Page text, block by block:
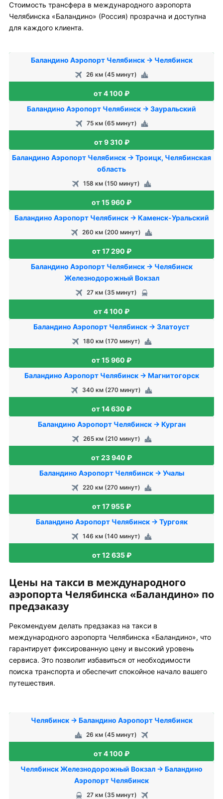
Стоимость трансфера в международного аэропорта
Челябинска «Баландино» (Россия) прозрачна и доступна
для каждого клиента.
Баландино Аэропорт Челябинск → Челябинск
26 км (45 минут)
от 4 100 ₽
Баландино Аэропорт Челябинск → Зауральский
75 км (65 минут)
от 9 310 ₽
Баландино Аэропорт Челябинск → Троицк, Челябинская
область
158 км (150 минут)
от 15 960 ₽
Баландино Аэропорт Челябинск → Каменск-Уральский
260 км (200 минут)
от 17 290 ₽
Баландино Аэропорт Челябинск → Челябинск
Железнодорожный Вокзал
27 км (35 минут)
от 4 100 ₽
Баландино Аэропорт Челябинск → Златоуст
180 км (170 минут)
от 15 960 ₽
Баландино Аэропорт Челябинск → Магнитогорск
340 км (270 минут)
от 14 630 ₽
Баландино Аэропорт Челябинск → Курган
265 км (210 минут)
от 23 940 ₽
Баландино Аэропорт Челябинск → Учалы
220 км (270 минут)
от 17 955 ₽
Баландино Аэропорт Челябинск → Тургояк
146 км (140 минут)
от 12 635 ₽
Цены на такси в международного
аэропорта Челябинска «Баландино» по
предзаказу
Рекомендуем делать предзаказ на такси в
международного аэропорта Челябинска «Баландино», что
гарантирует фиксированную цену и высокий уровень
сервиса. Это позволит избавиться от необходимости
поиска транспорта и обеспечит спокойное начало вашего
путешествия.
Челябинск → Баландино Аэропорт Челябинск
26 км (45 минут)
от 4 100 ₽
Челябинск Железнодорожный Вокзал → Баландино
Аэропорт Челябинск
27 км (35 минут)